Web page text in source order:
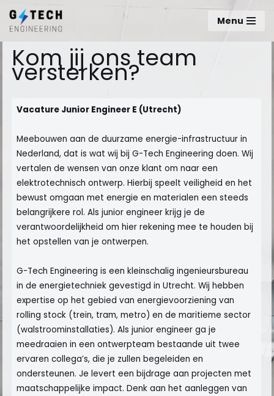
Ga
naar
de
inhoud
Menu
Kom jij ons team
versterken?
Vacature Junior Engineer E (Utrecht)
Meebouwen aan de duurzame energie-infrastructuur in
Nederland, dat is wat wij bij G-Tech Engineering doen. Wij
vertalen de wensen van onze klant om naar een
elektrotechnisch ontwerp. Hierbij speelt veiligheid en het
bewust omgaan met energie en materialen een steeds
belangrijkere rol. Als junior engineer krijg je de
verantwoordelijkheid om hier rekening mee te houden bij
het opstellen van je ontwerpen.
G-Tech Engineering is een kleinschalig ingenieursbureau
in de energietechniek gevestigd in Utrecht. Wij hebben
expertise op het gebied van energievoorziening van
rolling stock (trein, tram, metro) en de maritieme sector
(walstroominstallaties). Als junior engineer ga je
meedraaien in een ontwerpteam bestaande uit twee
ervaren collega’s, die je zullen begeleiden en
ondersteunen. Je levert een bijdrage aan projecten met
maatschappelijke impact. Denk aan het aanleggen van